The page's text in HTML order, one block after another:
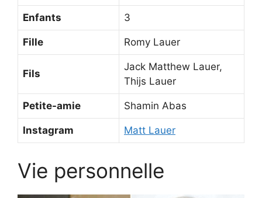
Enfants 3
Fille Romy Lauer
Fils
Jack Matthew Lauer,
Thijs Lauer
Petite-amie Shamin Abas
Instagram Matt Lauer
Vie personnelle